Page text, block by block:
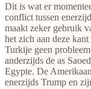
Dit is wat er
conflict tussen
maakt zeker gebruik
het zich aan deze
Turkije geen
anderzijds de as
Egypte. De
enerzijds Trump en